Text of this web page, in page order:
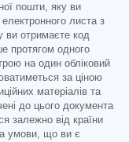
пошти, яку ви
листа з
ви отримаєте код
протягом одного
на один обліковий
за ціною
матеріалів та
до цього документа
залежно від країни
умови, що ви є